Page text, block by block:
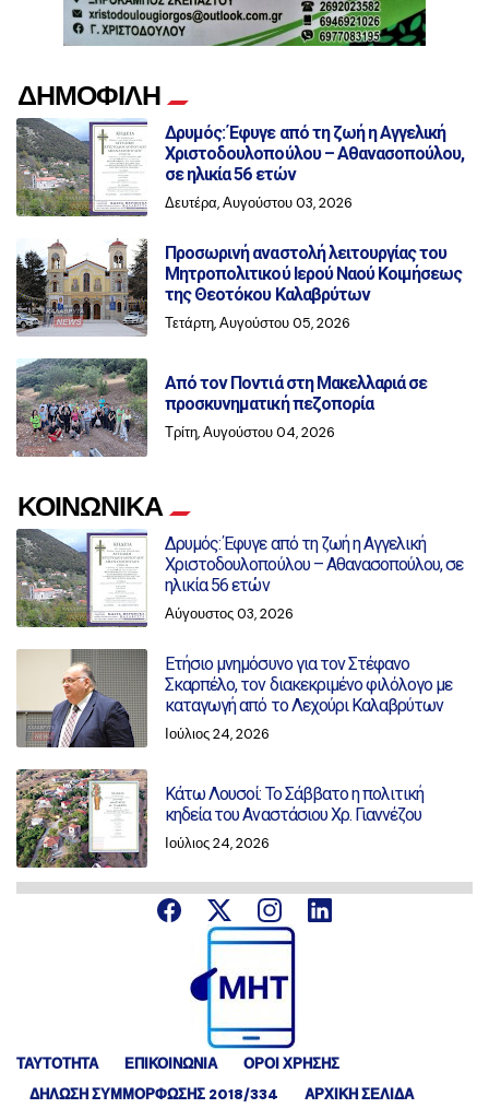
ΔΗΜΟΦΙΛΗ
Δρυμός: Έφυγε από τη ζωή η Αγγελική
Χριστοδουλοπούλου – Αθανασοπούλου,
σε ηλικία 56 ετών
Δευτέρα, Αυγούστου 03, 2026
Προσωρινή αναστολή λειτουργίας του
Μητροπολιτικού Ιερού Ναού Κοιμήσεως
της Θεοτόκου Καλαβρύτων
Τετάρτη, Αυγούστου 05, 2026
Από τον Ποντιά στη Μακελλαριά σε
προσκυνηματική πεζοπορία
Τρίτη, Αυγούστου 04, 2026
ΚΟΙΝΩΝΙΚΑ
Δρυμός: Έφυγε από τη ζωή η Αγγελική
Χριστοδουλοπούλου – Αθανασοπούλου, σε
ηλικία 56 ετών
Αύγουστος 03, 2026
Ετήσιο μνημόσυνο για τον Στέφανο
Σκαρπέλο, τον διακεκριμένο φιλόλογο με
καταγωγή από το Λεχούρι Καλαβρύτων
Ιούλιος 24, 2026
Κάτω Λουσοί: Το Σάββατο η πολιτική
κηδεία του Αναστάσιου Χρ. Γιαννέζου
Ιούλιος 24, 2026
ΤΑΥΤΟΤΗΤΑ ΕΠΙΚΟΙΝΩΝΙΑ
ΟΡΟΙ ΧΡΗΣΗΣ
ΔΉΛΩΣΗ ΣΥΜΜΌΡΦΩΣΗΣ 2018/334
ΑΡΧΙΚΗ ΣΕΛΙΔΑ